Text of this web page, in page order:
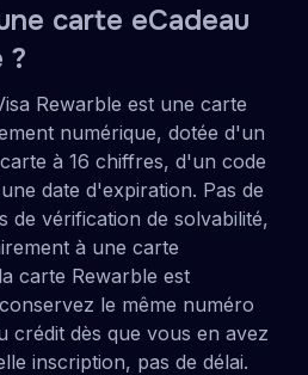
carte eCadeau
?
Rewarble est une carte
numérique, dotée d'un
à 16 chiffres, d'un code
date d'expiration. Pas de
de vérification de solvabilité,
à une carte
carte Rewarble est
le même numéro
crédit dès que vous en avez
inscription, pas de délai.